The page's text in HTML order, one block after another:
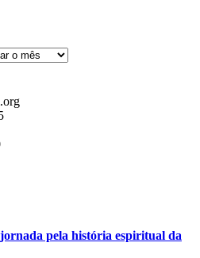
pela história espiritual da